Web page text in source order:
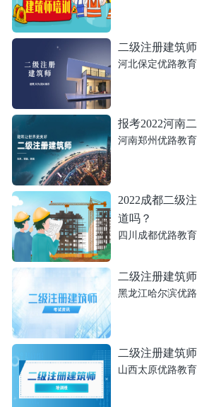
二级注册建筑
河北保定优路教
报考2022河南
河南郑州优路教
2022成都二级
道吗？
四川成都优路教
二级注册建筑
黑龙江哈尔滨优
二级注册建筑
山西太原优路教